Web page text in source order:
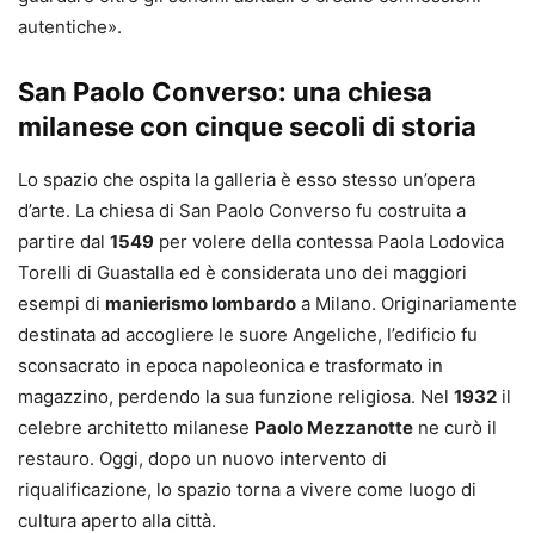
autentiche».
San Paolo Converso: una chiesa
milanese con cinque secoli di storia
Lo spazio che ospita la galleria è esso stesso un’opera
d’arte. La chiesa di San Paolo Converso fu costruita a
partire dal 1549 per volere della contessa Paola Lodovica
Torelli di Guastalla ed è considerata uno dei maggiori
esempi di manierismo lombardo a Milano. Originariamente
destinata ad accogliere le suore Angeliche, l’edificio fu
sconsacrato in epoca napoleonica e trasformato in
magazzino, perdendo la sua funzione religiosa. Nel 1932 il
celebre architetto milanese Paolo Mezzanotte ne curò il
restauro. Oggi, dopo un nuovo intervento di
riqualificazione, lo spazio torna a vivere come luogo di
cultura aperto alla città.